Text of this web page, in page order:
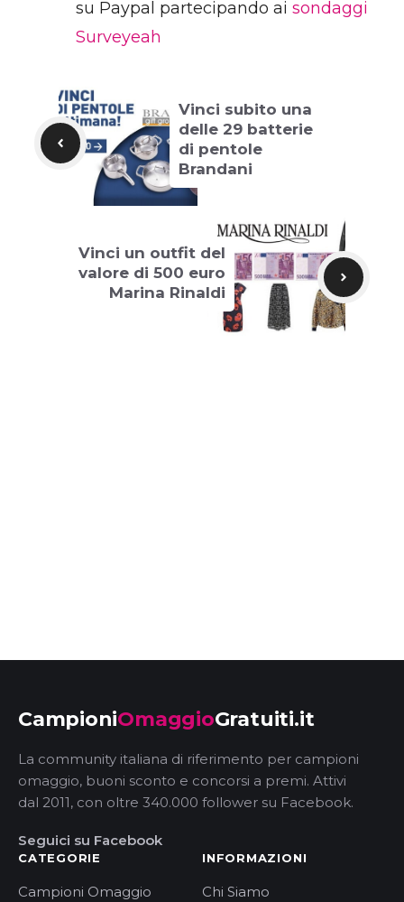
su Paypal partecipando ai sondaggi
Surveyeah
Vinci subito una
delle 29 batterie
di pentole
Brandani
Vinci un outfit del
valore di 500 euro
Marina Rinaldi
CampioniOmaggioGratuiti.it
La community italiana di riferimento per campioni
omaggio, buoni sconto e concorsi a premi. Attivi
dal 2011, con oltre 340.000 follower su Facebook.
Seguici su Facebook
CATEGORIE
Campioni Omaggio
INFORMAZIONI
Chi Siamo